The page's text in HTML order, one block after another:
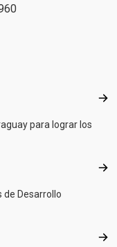
para lograr los
de Desarrollo